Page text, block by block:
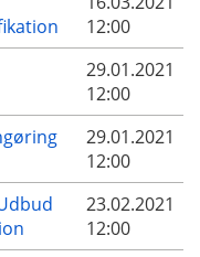
12:00
29.01.2021
12:00
29.01.2021
12:00
23.02.2021
12:00